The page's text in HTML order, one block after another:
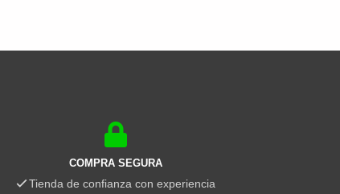
COMPRA SEGURA
Tienda de confianza con experiencia